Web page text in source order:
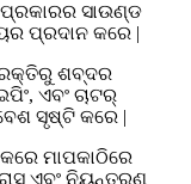
ସାଉଣ୍ଡ
ପ୍ରଦାନ କରେ |
ଶବ୍ଦର
ଏବଂ ଚାଟର୍
ସୃଷ୍ଟି କରେ |
ମାପକାଠିରେ
ଏବଂ ନିୟନ୍ତ୍ରଣ